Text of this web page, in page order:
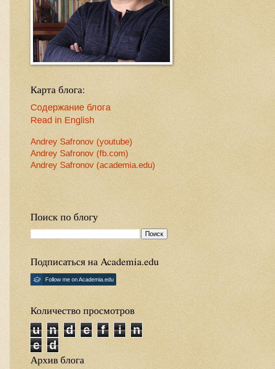
Карта блога:
Содержание блога
Read in English
Andrey Safronov (youtube)
Andrey Safronov (fb.com)
Andrey Safronov (academia.edu)
Поиск по блогу
Подписаться на Academia.edu
Follow me on Academia.edu
Количество просмотров
u
n d e f i
n
e
d
Архив блога